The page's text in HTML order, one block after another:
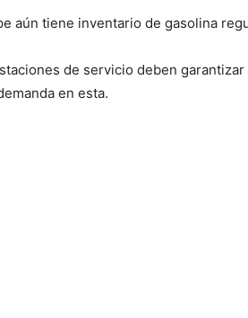
aún tiene inventario de gasolina
de servicio deben
en esta.